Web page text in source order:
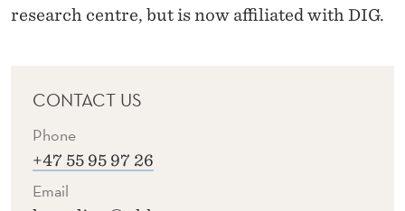
research centre, but is now affiliated with DIG.
CONTACT US
Phone
+47 55 95 97 26
Email